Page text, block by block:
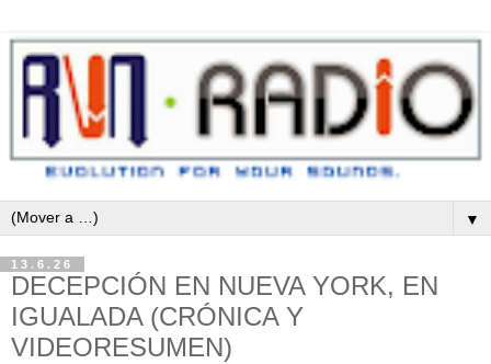
▼
13.6.26
DECEPCIÓN EN NUEVA YORK, EN
IGUALADA (CRÓNICA Y
VIDEORESUMEN)